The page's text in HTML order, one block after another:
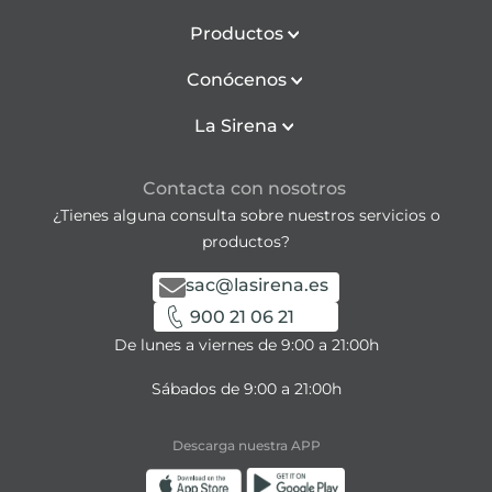
Productos
Conócenos
La Sirena
Contacta con nosotros
¿Tienes alguna consulta sobre nuestros servicios o
productos?
sac@lasirena.es
900 21 06 21
De lunes a viernes de 9:00 a 21:00h
Sábados de 9:00 a 21:00h
Descarga nuestra APP